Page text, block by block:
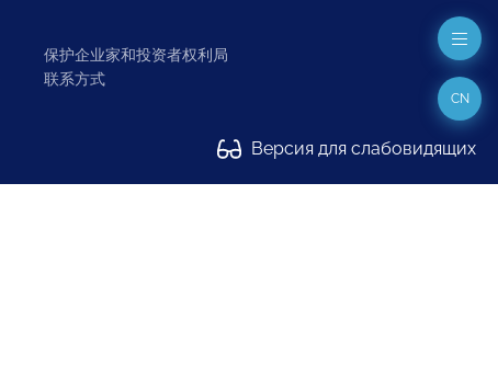
保护企业家和投资者权利局
联系方式
Версия для слабовидящих
CN